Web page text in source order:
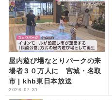
屋内遊び場なとりパークの来
場者３０万人に 宮城・名取
市 | khb東日本放送
2026.07.31